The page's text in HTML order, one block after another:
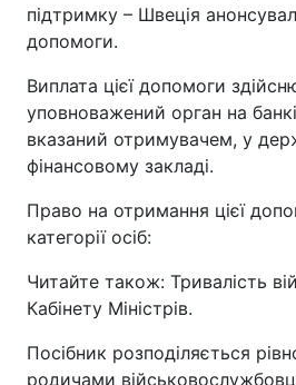
підтримку – Швеція
допомоги.
Виплата цієї допомоги
уповноважений орган на
вказаний отримувачем, у
фінансовому закладі.
Право на отримання цієї
категорії осіб:
Читайте також: Тривалість
Кабінету Міністрів.
Посібник розподіляється
родичами